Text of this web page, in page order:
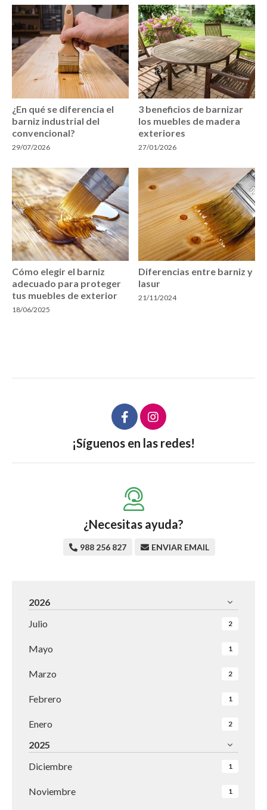
¿En qué se diferencia el
barniz industrial del
convencional?
29/07/2026
3 beneficios de barnizar
los muebles de madera
exteriores
27/01/2026
Cómo elegir el barniz
adecuado para proteger
tus muebles de exterior
18/06/2025
Diferencias entre barniz y
lasur
21/11/2024
¡Síguenos en las redes!
¿Necesitas ayuda?
988 256 827 ENVIAR EMAIL
2026
Julio
2
Mayo 1
Marzo 2
Febrero 1
Enero 2
2025
Diciembre
1
Noviembre 1